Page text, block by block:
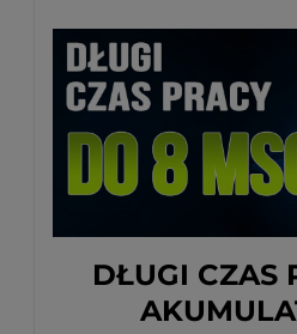
DŁUGI CZAS